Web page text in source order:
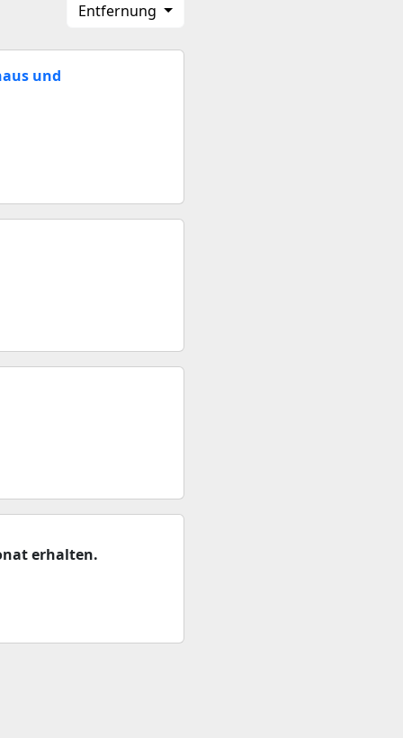
Entfernung
und
erhalten.